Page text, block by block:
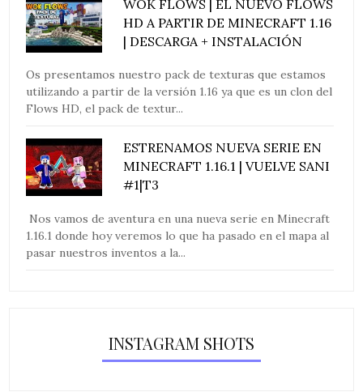
WOK FLOWS | EL NUEVO FLOWS
HD A PARTIR DE MINECRAFT 1.16
| DESCARGA + INSTALACIÓN
Os presentamos nuestro pack de texturas que estamos
utilizando a partir de la versión 1.16 ya que es un clon del
Flows HD, el pack de textur...
ESTRENAMOS NUEVA SERIE EN
MINECRAFT 1.16.1 | VUELVE SANI
#1|T3
Nos vamos de aventura en una nueva serie en Minecraft
1.16.1 donde hoy veremos lo que ha pasado en el mapa al
pasar nuestros inventos a la...
INSTAGRAM SHOTS